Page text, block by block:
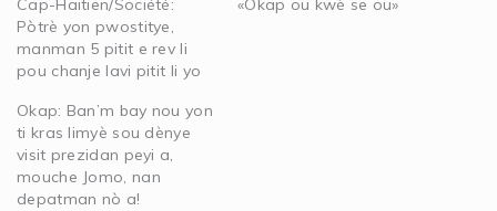
Cap-Haitien/Société:
Pòtrè yon pwostitye,
manman 5 pitit e rev li
pou chanje lavi pitit li yo
«Okap ou kwè se ou»
Okap: Ban’m bay nou yon
ti kras limyè sou dènye
visit prezidan peyi a,
mouche Jomo, nan
depatman nò a!